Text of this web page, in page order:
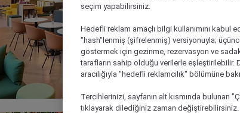
seçim yapabilirsiniz.
Hedefli reklam amaçlı bilgi kullanımını kabul
"hash"lenmiş (şifrelenmiş) versiyonuyla;
göstermek için gezinme, rezervasyon ve
tarafların sahip olduğu verilerle eşleştirilebilir.
aracılığıyla "hedefli reklamcılık" bölümüne
Tercihlerinizi, sayfanın alt kısmında bulunan
tıklayarak dilediğiniz zaman değiştirebilirsiniz.